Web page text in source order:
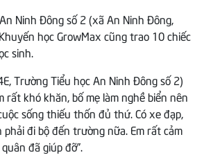
Ninh Đông số 2 (xã An Ninh Đông,
học GrowMax cũng trao 10 chiếc
sinh.
Trường Tiểu học An Ninh Đông số 2)
rất khó khăn, bố mẹ làm nghề biển nên
sống thiếu thốn đủ thứ. Có xe đạp,
đi bộ đến trường nữa. Em rất cảm
đã giúp đỡ”.